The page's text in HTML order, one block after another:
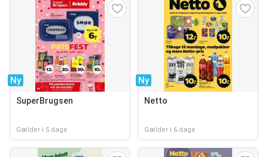
Ny
SuperBrugsen
Gælder i 5 dage
Ny
Netto
Gælder i 6 dage